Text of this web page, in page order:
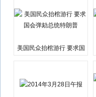
美国民众抬棺游行 要求国